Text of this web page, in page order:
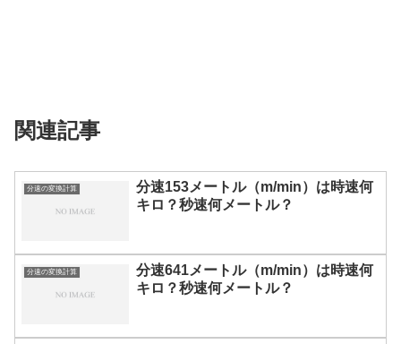
関連記事
分速の変換計算
分速153メートル（m/min）は時速何
キロ？秒速何メートル？
分速の変換計算
分速641メートル（m/min）は時速何
キロ？秒速何メートル？